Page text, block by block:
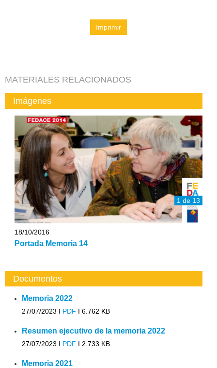
Imprimir
MATERIALES RELACIONADOS
Imágenes
1 de 13
18/10/2016
Portada Memoria 14
Documentos
Memoria 2022
27/07/2023 I PDF I 6.762 KB
Resumen ejecutivo de la memoria 2022
27/07/2023 I PDF I 2.733 KB
Memoria 2021